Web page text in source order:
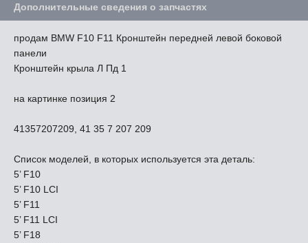
Дополнительные сведения о запчастях
продам BMW F10 F11 Кронштейн передней левой боковой
панели
Кронштейн крыла Л Пд 1
на картинке позиция 2
41357207209, 41 35 7 207 209
Список моделей, в которых используется эта деталь:
5’ F10
5’ F10 LCI
5’ F11
5’ F11 LCI
5’ F18